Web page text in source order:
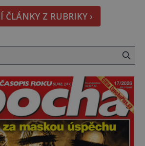
Samotný císař Napoleon
má pro malbu slabost, a
první konzul přemístí do své
ČLÁNKY Z RUBRIKY ›